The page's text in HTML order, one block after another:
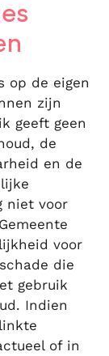
op de eigen
zijn
geeft geen
de
en de
niet voor
voor
die
gebruik
Indien
of in